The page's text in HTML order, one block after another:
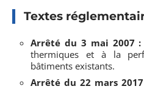
Textes
Arrêté du 3 mai 2007 :
thermiques et à la
bâtiments existants.
Arrêté du 22 mars